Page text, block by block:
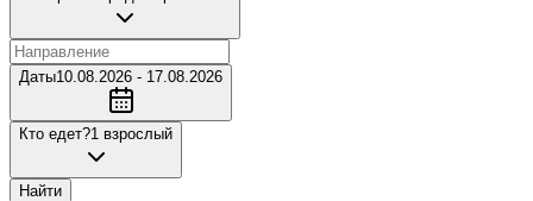
Даты10.08.2026 - 17.08.2026
Кто едет?1 взрослый
Найти